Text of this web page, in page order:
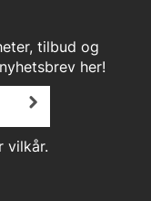
tilbud og
her!